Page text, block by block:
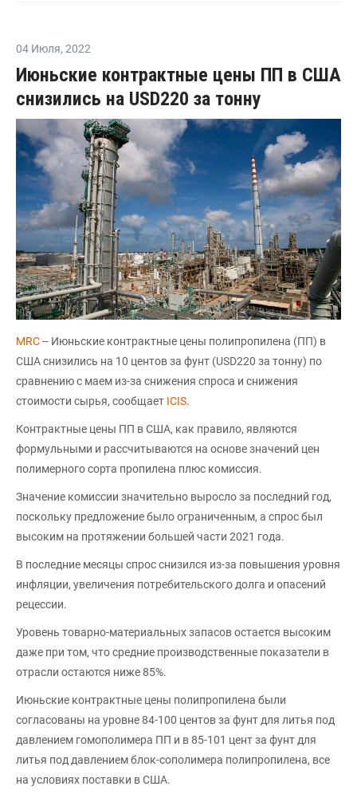
04 Июля, 2022
Июньские контрактные цены ПП в США
снизились на USD220 за тонну
MRC-- Июньские контрактные цены полипропилена (ПП) в
США снизились на 10 центов за фунт (USD220 за тонну) по
сравнению с маем из-за снижения спроса и снижения
стоимости сырья, сообщает ICIS.
Контрактные цены ПП в США, как правило, являются
формульными и рассчитываются на основе значений цен
полимерного сорта пропилена плюс комиссия.
Значение комиссии значительно выросло за последний год,
поскольку предложение было ограниченным, а спрос был
высоким на протяжении большей части 2021 года.
В последние месяцы спрос снизился из-за повышения уровня
инфляции, увеличения потребительского долга и опасений
рецессии.
Уровень товарно-материальных запасов остается высоким
даже при том, что средние производственные показатели в
отрасли остаются ниже 85%.
Июньские контрактные цены полипропилена были
согласованы на уровне 84-100 центов за фунт для литья под
давлением гомополимера ПП и в 85-101 цент за фунт для
литья под давлением блок-сополимера полипропилена, все
на условиях поставки в США.